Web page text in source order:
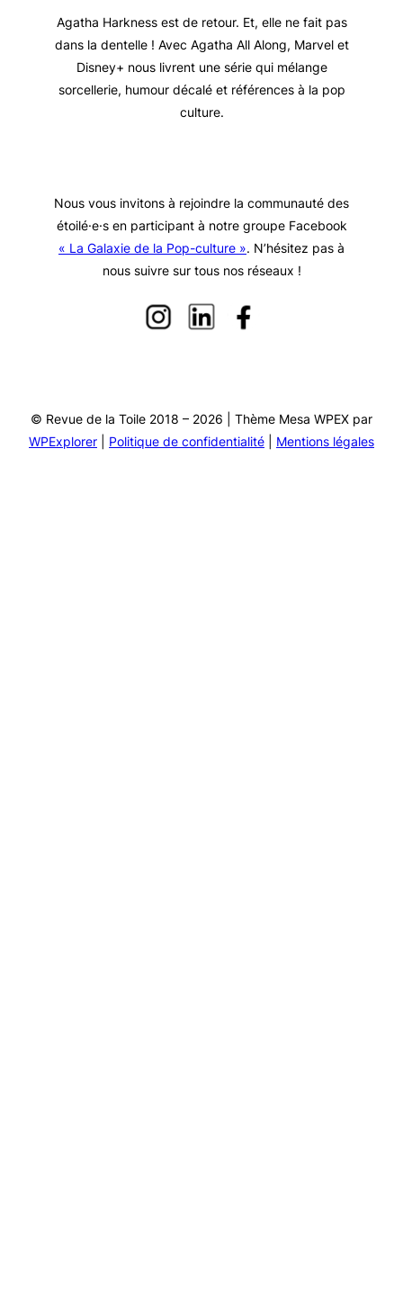
Agatha Harkness est de retour. Et, elle ne fait pas
dans la dentelle ! Avec Agatha All Along, Marvel et
Disney+ nous livrent une série qui mélange
sorcellerie, humour décalé et références à la pop
culture.
Nous vous invitons à rejoindre la communauté des
étoilé·e·s en participant à notre groupe Facebook
« La Galaxie de la Pop-culture ». N’hésitez pas à
nous suivre sur tous nos réseaux !
© Revue de la Toile 2018 – 2026 | Thème Mesa WPEX par
WPExplorer
Politique de confidentialité Mentions légales